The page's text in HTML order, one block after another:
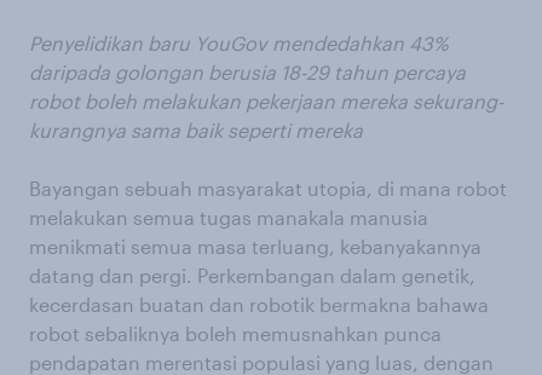
Penyelidikan baru YouGov mendedahkan 43%
daripada golongan berusia 18-29 tahun percaya
robot boleh melakukan pekerjaan mereka sekurang-
kurangnya sama baik seperti mereka
Bayangan sebuah masyarakat utopia, di mana robot
melakukan semua tugas manakala manusia
menikmati semua masa terluang, kebanyakannya
datang dan pergi. Perkembangan dalam genetik,
kecerdasan buatan dan robotik bermakna bahawa
robot sebaliknya boleh memusnahkan punca
pendapatan merentasi populasi yang luas, dengan